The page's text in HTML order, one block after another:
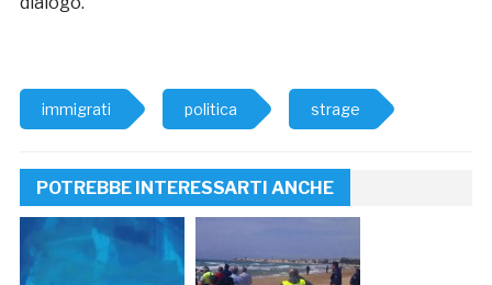
immigrati politica strage
POTREBBE INTERESSARTI ANCHE